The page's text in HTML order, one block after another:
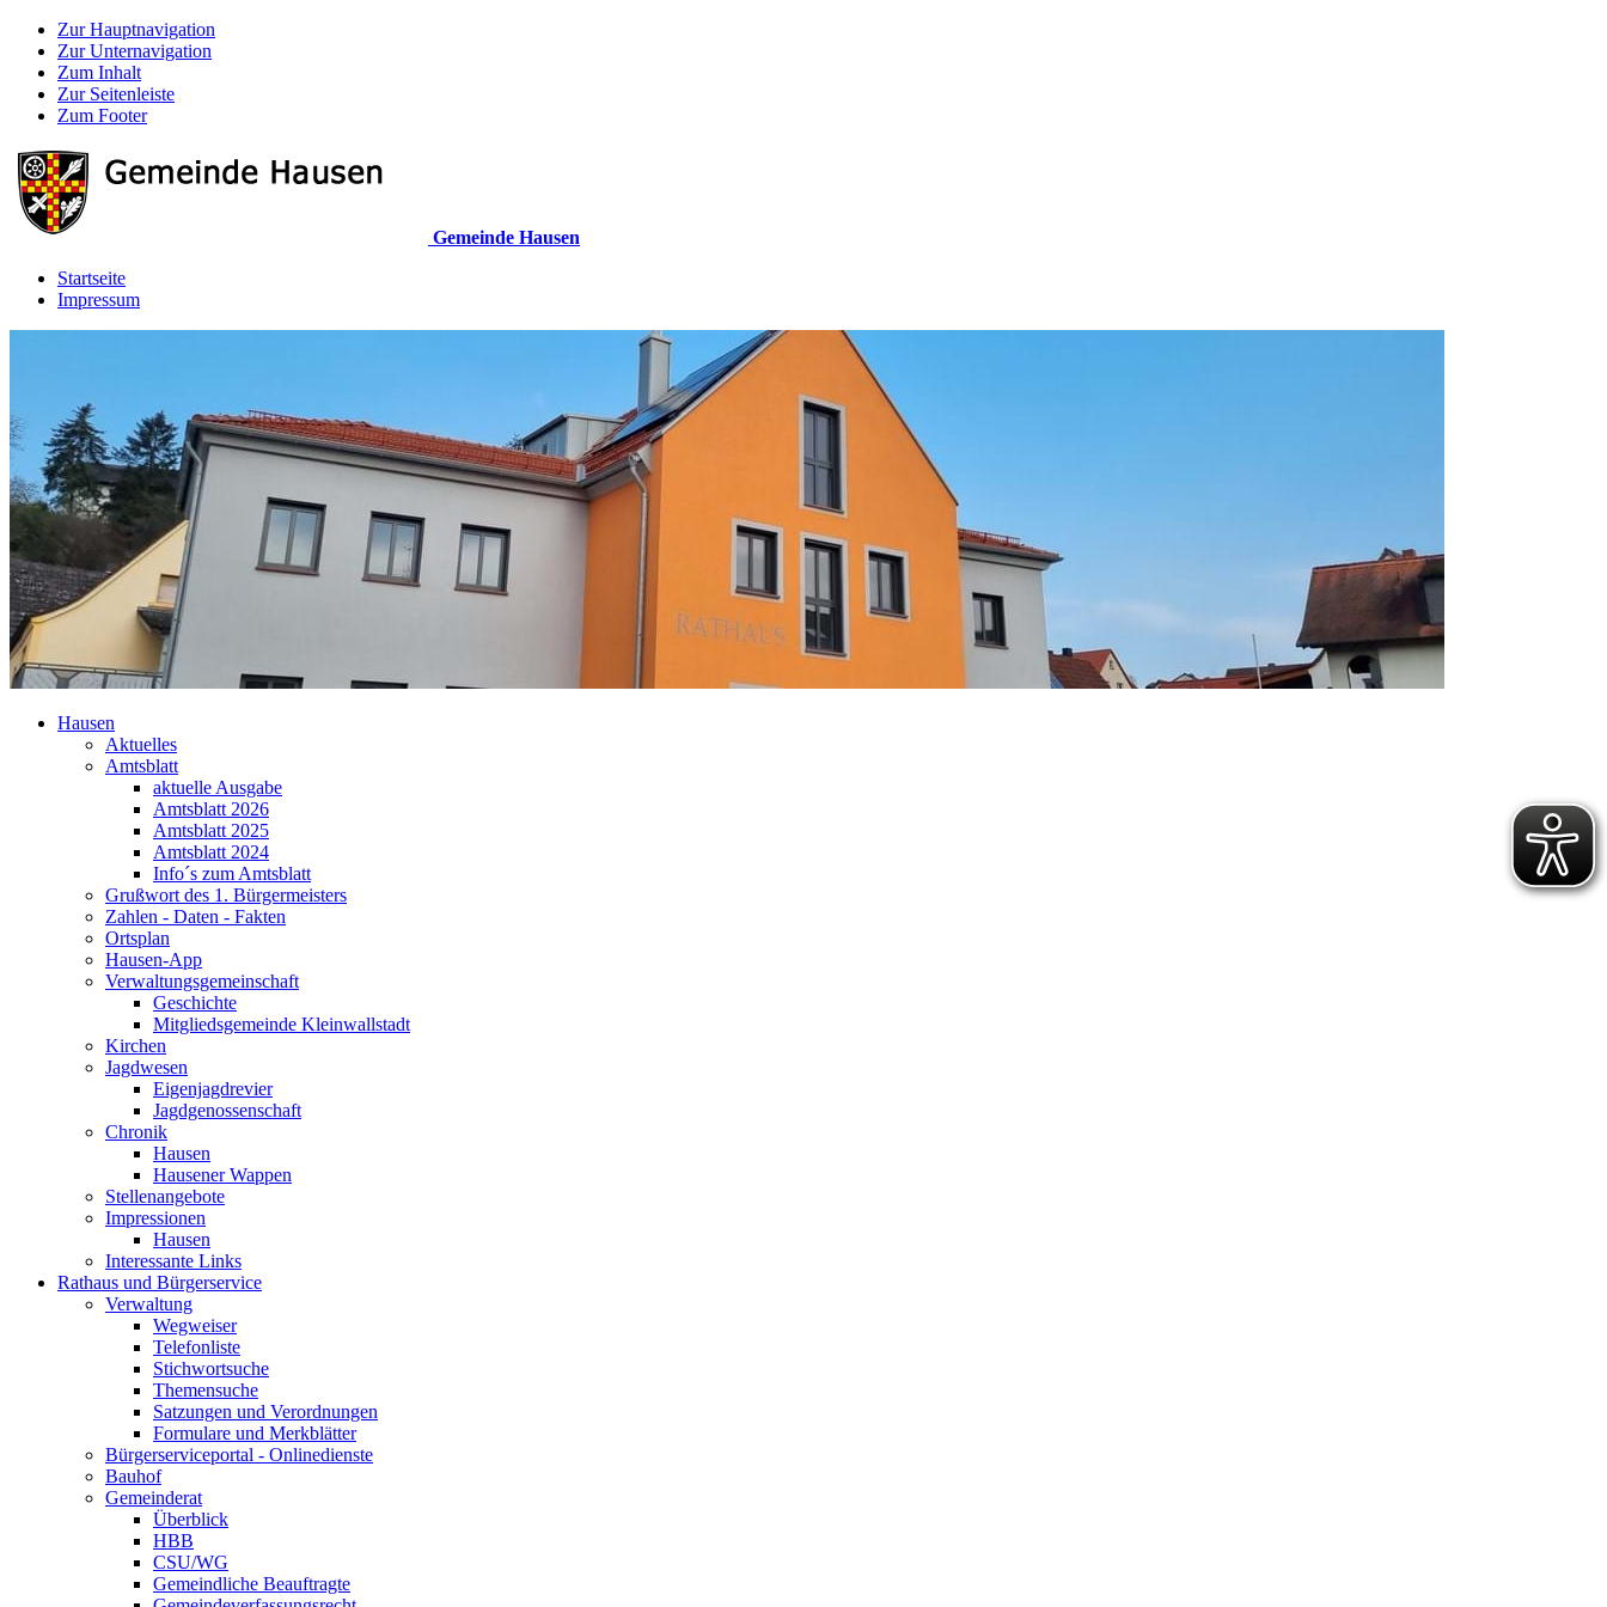
Zur Hauptnavigation
Zur Unternavigation
Zum Inhalt
Zur Seitenleiste
Zum Footer
Gemeinde Hausen
Startseite
Impressum
Hausen
Aktuelles
Amtsblatt
aktuelle Ausgabe
Amtsblatt 2026
Amtsblatt 2025
Amtsblatt 2024
Info´s zum Amtsblatt
Grußwort des 1. Bürgermeisters
Zahlen - Daten - Fakten
Ortsplan
Hausen-App
Verwaltungsgemeinschaft
Geschichte
Mitgliedsgemeinde Kleinwallstadt
Kirchen
Jagdwesen
Eigenjagdrevier
Jagdgenossenschaft
Chronik
Hausen
Hausener Wappen
Stellenangebote
Impressionen
Hausen
Interessante Links
Rathaus und Bürgerservice
Verwaltung
Wegweiser
Telefonliste
Stichwortsuche
Themensuche
Satzungen und Verordnungen
Formulare und Merkblätter
Bürgerserviceportal - Onlinedienste
Bauhof
Gemeinderat
Überblick
HBB
CSU/WG
Gemeindliche Beauftragte